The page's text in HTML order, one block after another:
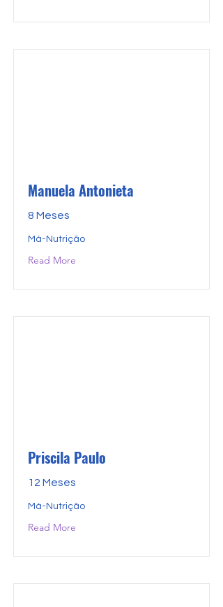
Manuela Antonieta
8 Meses
Má-Nutrição
Read More
Priscila Paulo
12 Meses
Má-Nutrição
Read More